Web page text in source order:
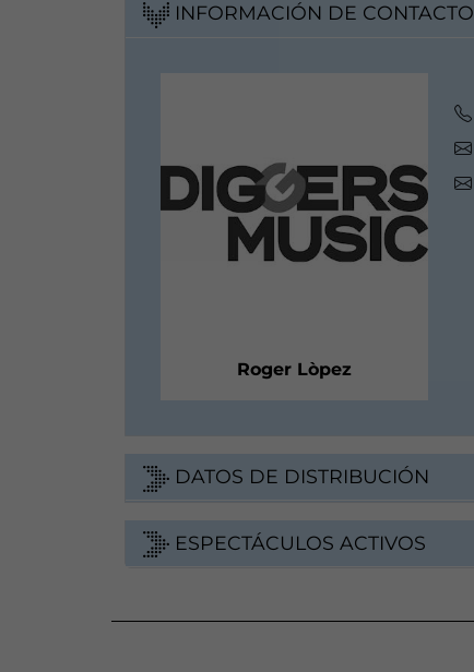
INFORMACIÓN DE CONTACTO
Roger Lòpez
DATOS DE DISTRIBUCIÓN
ESPECTÁCULOS ACTIVOS